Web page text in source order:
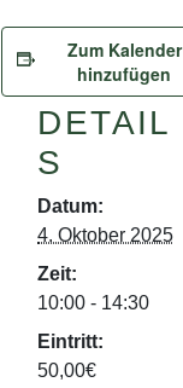
Zum Kalender
hinzufügen
DETAIL
S
Datum:
4. Oktober 2025
Zeit:
10:00 - 14:30
Eintritt:
50,00€